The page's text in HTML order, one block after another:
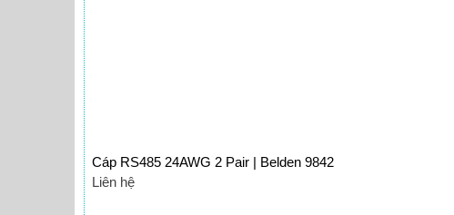
Cáp RS485 24AWG 2 Pair | Belden 9842
Liên hệ